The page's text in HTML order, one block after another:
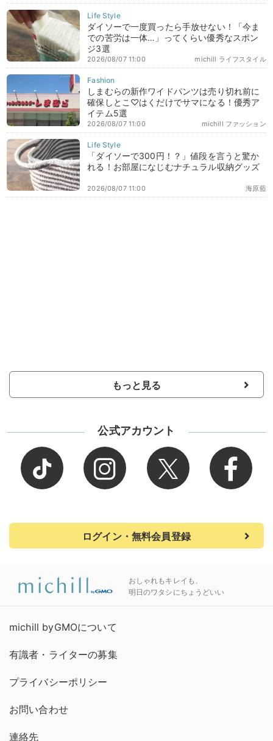
ダイソーで一度買ったら手放せない！「今ま
での苦労は一体…」ってくらい優秀なスポン
ジ3選
michill ライフスタイル
2026/08/07 11:00
しまむらの新作ワイドパンツは売り切れ前に
確保しとこ♡はくだけでサマになる！優秀ア
イテム5選
michill ファッション
2026/08/07 11:00
「ダイソーで300円！？」値段を言うと驚か
れる！お部屋になじむナチュラル収納グッズ
海原藍
2026/08/07 11:00
もっと見る
公式アカウント
ログイン・無料会員登録
おしゃれもキレイも、
明日のワタシにちょうどいい
michill byGMOについて
有識者・ライターの募集
プライバシーポリシー
お問い合わせ
連絡先